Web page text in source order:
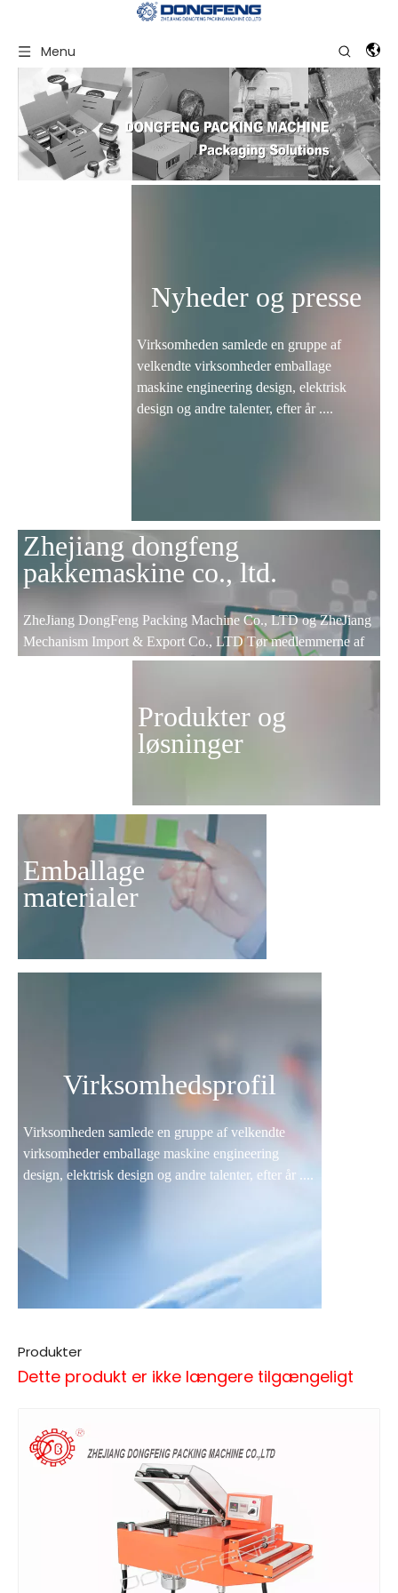
Menu
Nyheder og presse
Virksomheden samlede en gruppe af
velkendte virksomheder emballage
maskine engineering design, elektrisk
design og andre talenter, efter år ....
Zhejiang dongfeng
pakkemaskine co., ltd.
ZheJiang DongFeng Packing Machine Co., LTD og ZheJiang
Mechanism Import & Export Co., LTD Tør medlemmerne af
CCCME; ZheJiang videnskab og teknologi type
Lucheng fokus på virksomheder og eksport base.
Produkter og
løsninger
Emballage
materialer
Virksomhedsprofil
Virksomheden samlede en gruppe af velkendte
virksomheder emballage maskine engineering
design, elektrisk design og andre talenter, efter år ....
Produkter
Dette produkt er ikke længere tilgængeligt